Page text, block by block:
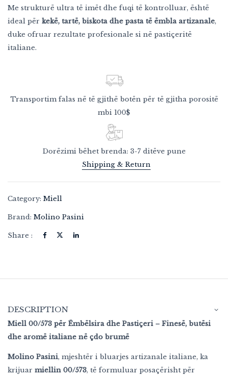
Me strukturë ultra të imët dhe fuqi të kontrolluar, është
ideal për kekë, tartë, biskota dhe pasta të ëmbla artizanale,
duke ofruar rezultate profesionale si në pastiçeritë
italiane.
Transportim falas në të gjithë botën për të gjitha porositë
mbi 100$
Dorëzimi bëhet brenda: 3-7 ditëve pune
Shipping & Return
Category: Miell
Brand: Molino Pasini
Share :
DESCRIPTION
Miell 00/573 për Ëmbëlsira dhe Pastiçeri – Finesë, butësi
dhe aromë italiane në çdo brumë
Molino Pasini, mjeshtër i bluarjes artizanale italiane, ka
krijuar miellin 00/573, të formuluar posaçërisht për